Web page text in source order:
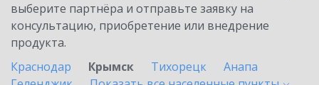
выберите партнёра и отправьте заявку на
консультацию, приобретение или внедрение
продукта.
Краснодар
Крымск Тихорецк
Анапа